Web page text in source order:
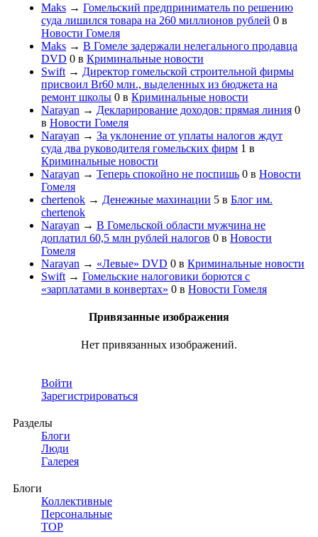
Maks → Гомельский предприниматель по решению
суда лишился товара на 260 миллионов рублей 0 в
Новости Гомеля
Maks → В Гомеле задержали нелегального продавца
DVD 0 в Криминальные новости
Swift → Директор гомельской строительной фирмы
присвоил Br60 млн., выделенных из бюджета на
ремонт школы 0 в Криминальные новости
Narayan → Декларирование доходов: прямая линия 0
в Новости Гомеля
Narayan → За уклонение от уплаты налогов ждут
суда два руководителя гомельских фирм 1 в
Криминальные новости
Narayan → Теперь спокойно не поспишь 0 в Новости
Гомеля
chertenok → Денежные махинации 5 в Блог им.
chertenok
Narayan → В Гомельской области мужчина не
доплатил 60,5 млн рублей налогов 0 в Новости
Гомеля
Narayan → «Левые» DVD 0 в Криминальные новости
Swift → Гомельские налоговики борются с
«зарплатами в конвертах» 0 в Новости Гомеля
Привязанные изображения
Нет привязанных изображений.
Войти
Зарегистрироваться
Разделы
Блоги
Люди
Галерея
Блоги
Коллективные
Персональные
TOP